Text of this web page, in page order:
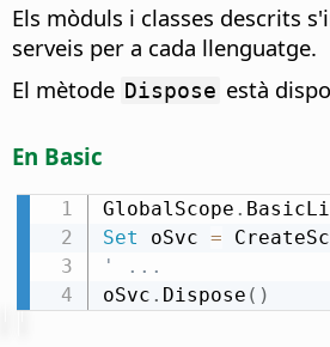
Els mòduls i classes descrits
serveis per a cada llenguatge.
El mètode Dispose està
En Basic
GlobalScope .
Set oSvc =
' ...
oSvc . Dispose ( )